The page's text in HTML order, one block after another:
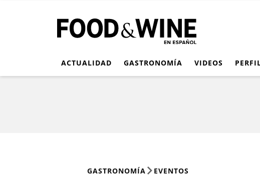
ACTUALIDAD GASTRONOMÍA VIDEOS
GASTRONOMÍA EVENTOS